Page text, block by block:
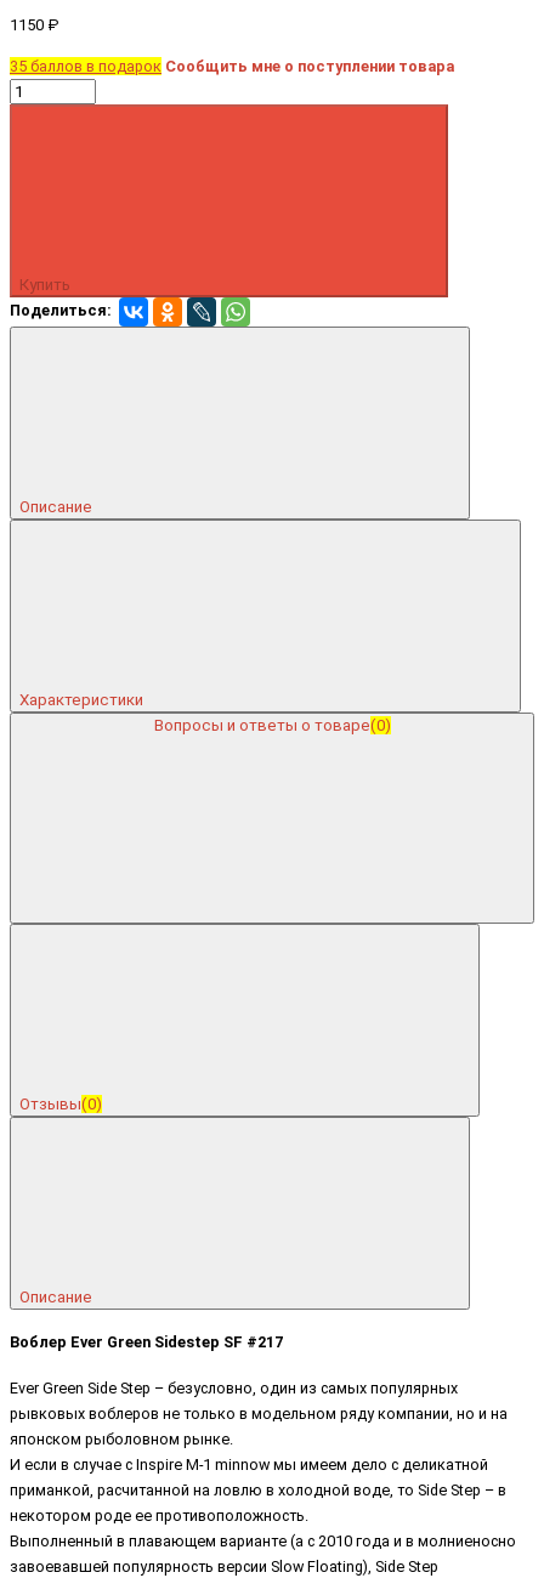
1150 ₽
35 баллов в подарок Сообщить мне о поступлении товара
Купить
Поделиться:
Описание
Характеристики
Вопросы и ответы о товаре(0)
Отзывы(0)
Описание
Воблер Ever Green Sidestep SF #217
Ever Green Side Step – безусловно, один из самых популярных
рывковых воблеров не только в модельном ряду компании, но и на
японском рыболовном рынке.
И если в случае с Inspire M-1 minnow мы имеем дело с деликатной
приманкой, расчитанной на ловлю в холодной воде, то Side Step – в
некотором роде ее противоположность.
Выполненный в плавающем варианте (а с 2010 года и в молниеносно
завоевавшей популярность версии Slow Floating), Side Step
Консультант